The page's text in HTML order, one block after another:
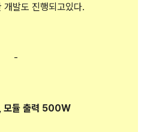
개발도 진행되고있다.
-
모듈 출력 500W